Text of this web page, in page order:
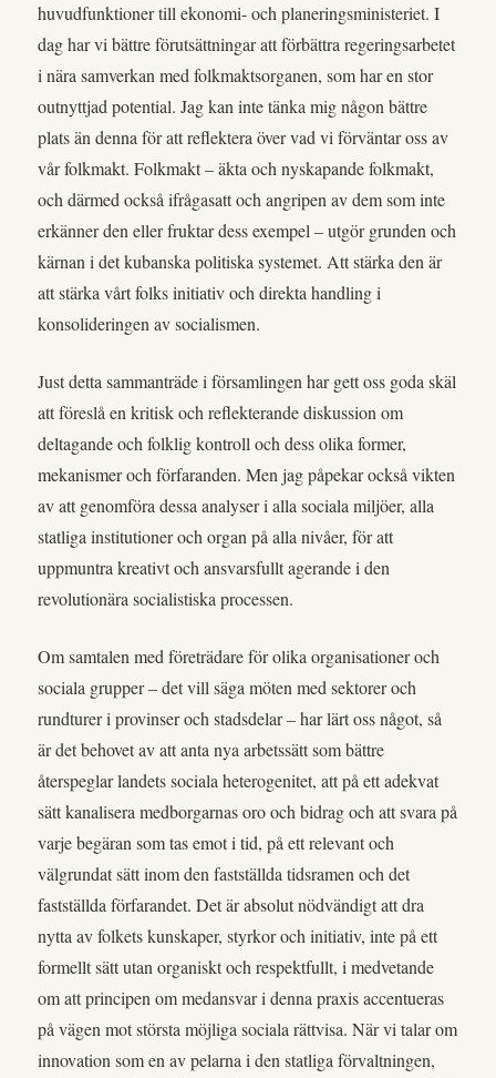
huvudfunktioner till ekonomi- och planeringsministeriet. I
dag har vi bättre förutsättningar att förbättra regeringsarbetet
i nära samverkan med folkmaktsorganen, som har en stor
outnyttjad potential. Jag kan inte tänka mig någon bättre
plats än denna för att reflektera över vad vi förväntar oss av
vår folkmakt. Folkmakt – äkta och nyskapande folkmakt,
och därmed också ifrågasatt och angripen av dem som inte
erkänner den eller fruktar dess exempel – utgör grunden och
kärnan i det kubanska politiska systemet. Att stärka den är
att stärka vårt folks initiativ och direkta handling i
konsolideringen av socialismen.
Just detta sammanträde i församlingen har gett oss goda skäl
att föreslå en kritisk och reflekterande diskussion om
deltagande och folklig kontroll och dess olika former,
mekanismer och förfaranden. Men jag påpekar också vikten
av att genomföra dessa analyser i alla sociala miljöer, alla
statliga institutioner och organ på alla nivåer, för att
uppmuntra kreativt och ansvarsfullt agerande i den
revolutionära socialistiska processen.
Om samtalen med företrädare för olika organisationer och
sociala grupper – det vill säga möten med sektorer och
rundturer i provinser och stadsdelar – har lärt oss något, så
är det behovet av att anta nya arbetssätt som bättre
återspeglar landets sociala heterogenitet, att på ett adekvat
sätt kanalisera medborgarnas oro och bidrag och att svara på
varje begäran som tas emot i tid, på ett relevant och
välgrundat sätt inom den fastställda tidsramen och det
fastställda förfarandet. Det är absolut nödvändigt att dra
nytta av folkets kunskaper, styrkor och initiativ, inte på ett
formellt sätt utan organiskt och respektfullt, i medvetande
om att principen om medansvar i denna praxis accentueras
på vägen mot största möjliga sociala rättvisa. När vi talar om
innovation som en av pelarna i den statliga förvaltningen,